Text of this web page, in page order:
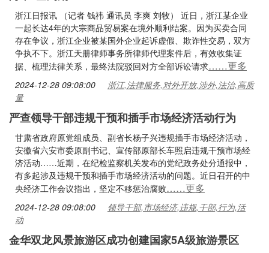
浙江日报讯 （记者 钱祎 通讯员 李爽 刘牧） 近日，浙江某企业
一起长达4年的大宗商品贸易案在境外顺利结案。因为买卖合同
存在争议，浙江企业被某国外企业起诉虚假、欺诈性交易，双方
争执不下。浙江天册律师事务所律师代理案件后，有效收集证
据、梳理法律关系，最终法院驳回对方全部诉讼请求……更多
2024-12-28 09:08:00
浙江,法律服务,对外开放,涉外,法治,高质
量
严查领导干部违规干预和插手市场经济活动行为
甘肃省政府原党组成员、副省长杨子兴违规插手市场经济活动，
安徽省六安市委原副书记、宣传部原部长车照启违规干预市场经
济活动……近期，在纪检监察机关发布的党纪政务处分通报中，
有多起涉及违规干预和插手市场经济活动的问题。近日召开的中
央经济工作会议指出，坚定不移惩治腐败……更多
2024-12-28 09:08:00
领导干部,市场经济,违规,干部,行为,活
动
金华双龙风景旅游区成功创建国家5A级旅游景区